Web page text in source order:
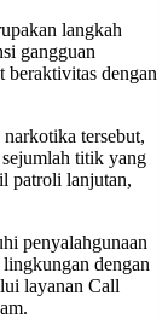
langkah
gangguan
beraktivitas dengan
tersebut,
titik yang
patroli lanjutan,
penyalahgunaan
dengan
layanan Call